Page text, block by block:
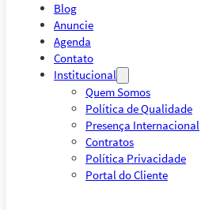
Blog
Anuncie
Agenda
Contato
Institucional
Quem Somos
Política de Qualidade
Presença Internacional
Contratos
Política Privacidade
Portal do Cliente